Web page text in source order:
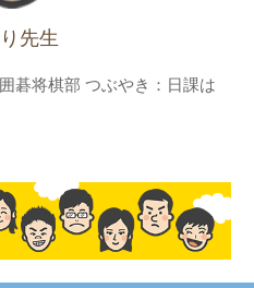
先生
碁将棋部 つぶやき：日課は